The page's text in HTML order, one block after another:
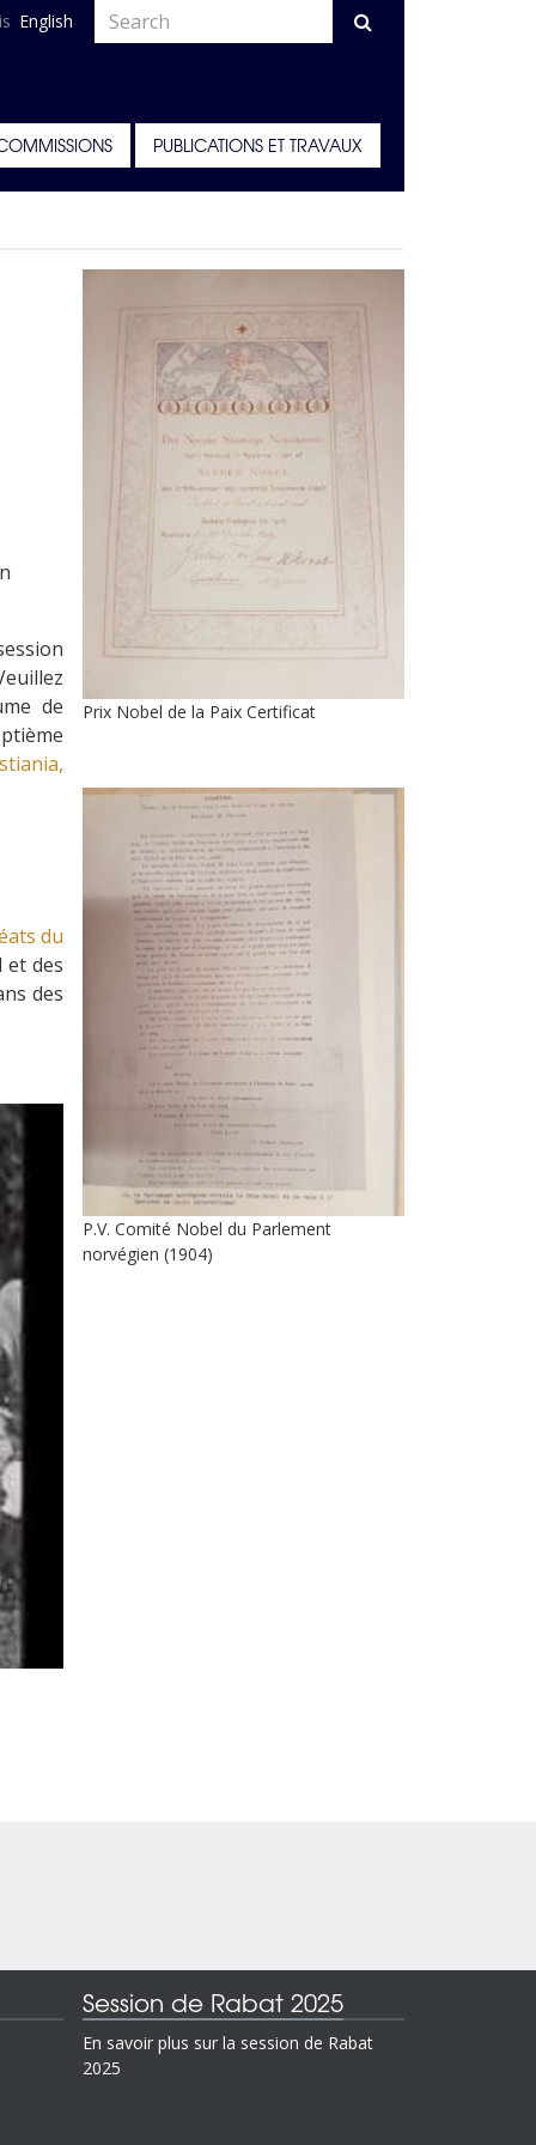
PUBLICATIONS ET TRAVAUX
English
de
du
des
des
Prix Nobel de la Paix Certificat
P.V. Comité Nobel du Parlement
norvégien (1904)
Session de Rabat 2025
En savoir plus sur la session de Rabat
2025